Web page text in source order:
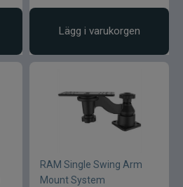
Lägg i varukorgen
RAM Single Swing Arm
Mount System